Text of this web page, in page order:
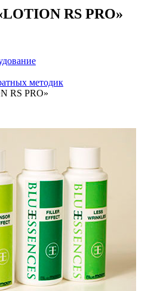
RS PRO»
методик
RS PRO»